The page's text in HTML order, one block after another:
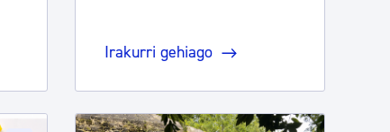
Irakurri gehiago